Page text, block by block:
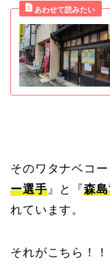
そのワタナベコ
ー選手』と『森
れています。
それがこちら！！